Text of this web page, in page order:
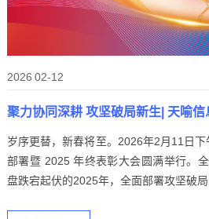
2026 02-12
聚力协同深耕 攻坚破局新生| 天喻信
岁序更替，新春将至。2026年2月11日
部署暨 2025 年终表彰大会圆满举行。
盘跌宕起伏的2025年，全面部署攻坚破